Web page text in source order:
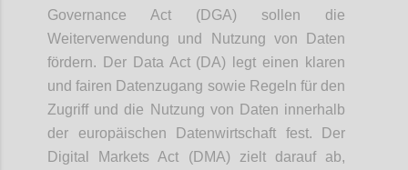
Governance Act (DGA) sollen die
Weiterverwendung und Nutzung von Daten
fördern. Der Data Act (DA) legt einen klaren
und fairen Datenzugang sowie Regeln für den
Zugriff und die Nutzung von Daten innerhalb
der europäischen Datenwirtschaft fest. Der
Digital Markets Act (DMA) zielt darauf ab,